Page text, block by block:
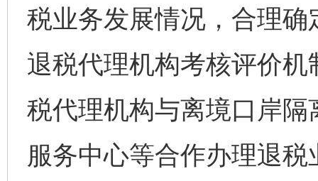
税业务发展情况，合理
退税代理机构考核评价
税代理机构与离境口岸
服务中心等合作办理退